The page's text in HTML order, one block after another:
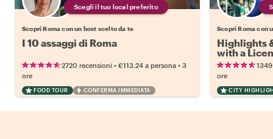
Scegli il tuo local preferito
Scopri Roma con un host scelto da te
I 10 assaggi di Roma
2720 recensioni • €113.24 a persona • 3
ore
FOOD TOUR CONFERMA IMMEDIATA
Scopri Roma con
Highlights
with a
ore
CITY